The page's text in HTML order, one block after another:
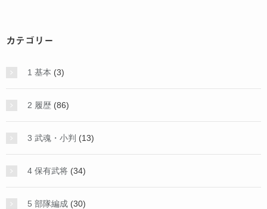
カテゴリー
1 基本 (3)
2 履歴 (86)
3 武魂・小判 (13)
4 保有武将 (34)
5 部隊編成 (30)